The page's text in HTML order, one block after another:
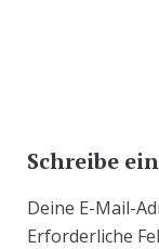
Schreibe
Deine E-Mail-
Erforderliche